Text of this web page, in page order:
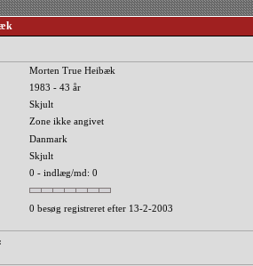
Morten True Heibæk
1983 - 43 år
Skjult
Zone ikke angivet
Danmark
Skjult
0 - indlæg/md: 0
0 besøg registreret efter 13-2-2003